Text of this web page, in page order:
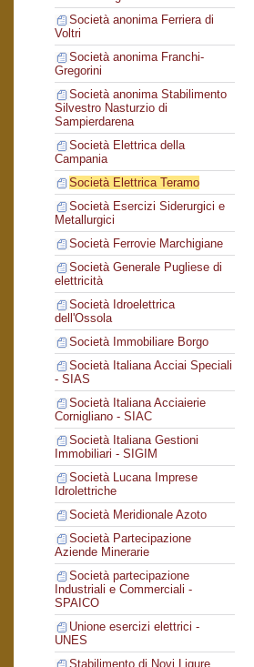
Società anonima Ferriera di
Voltri
Società anonima Franchi-
Gregorini
Società anonima Stabilimento
Silvestro Nasturzio di
Sampierdarena
Società Elettrica della
Campania
Società Elettrica Teramo
Società Esercizi Siderurgici e
Metallurgici
Società Ferrovie Marchigiane
Società Generale Pugliese di
elettricità
Società Idroelettrica
dell'Ossola
Società Immobiliare Borgo
Società Italiana Acciai Speciali
- SIAS
Società Italiana Acciaierie
Cornigliano - SIAC
Società Italiana Gestioni
Immobiliari - SIGIM
Società Lucana Imprese
Idrolettriche
Società Meridionale Azoto
Società Partecipazione
Aziende Minerarie
Società partecipazione
Industriali e Commerciali -
SPAICO
Unione esercizi elettrici -
UNES
Stabilimento di Novi Ligure